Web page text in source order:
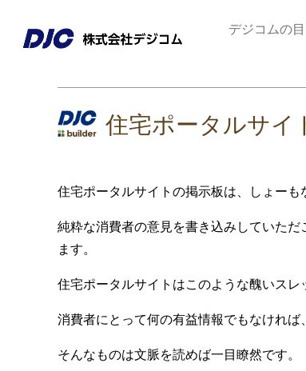
デジコムの
住宅ポータルサイ
住宅ポータルサイトの掲示板は、しょーも
純粋な消費者の意見を書き込みしていた
ます。
住宅ポータルサイトはこのような醜いスレ
消費者にとって何の有益情報でもなければ
そんなものは文脈を読めば一目瞭然です。